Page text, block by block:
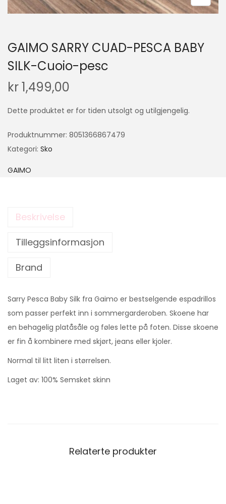
GAIMO SARRY CUAD-PESCA BABY
SILK-Cuoio-pesc
kr1,499,00
Dette produktet er for tiden utsolgt og utilgjengelig.
Produktnummer: 8051366867479
Kategori: Sko
GAIMO
Beskrivelse
Tilleggsinformasjon
Brand
Sarry Pesca Baby Silk fra Gaimo er bestselgende espadrillos
som passer perfekt inn i sommergarderoben. Skoene har
en behagelig platåsåle og føles lette på foten. Disse skoene
er fin å kombinere med skjørt, jeans eller kjoler.
Normal til litt liten i størrelsen.
Laget av: 100% Semsket skinn
Relaterte produkter